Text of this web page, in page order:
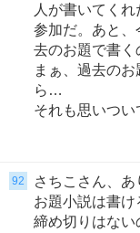
人が書いてく
参加だ。あと、
去のお題で書く
まぁ、過去の
ら…
それも思いつい
92
さちこさん、
お題小説は書け
締め切りはない